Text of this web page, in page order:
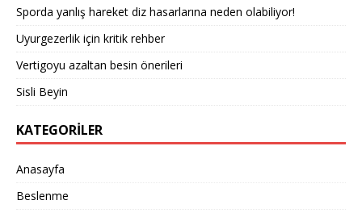
Sporda yanlış hareket diz hasarlarına neden olabiliyor!
Uyurgezerlik için kritik rehber
Vertigoyu azaltan besin önerileri
Sisli Beyin
KATEGORILER
Anasayfa
Beslenme